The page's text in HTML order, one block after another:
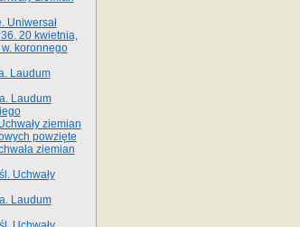
Uniwersał
20 kwietnia,
koronnego
Laudum
Laudum
ziemian
powzięte
ziemian
Uchwały
Laudum